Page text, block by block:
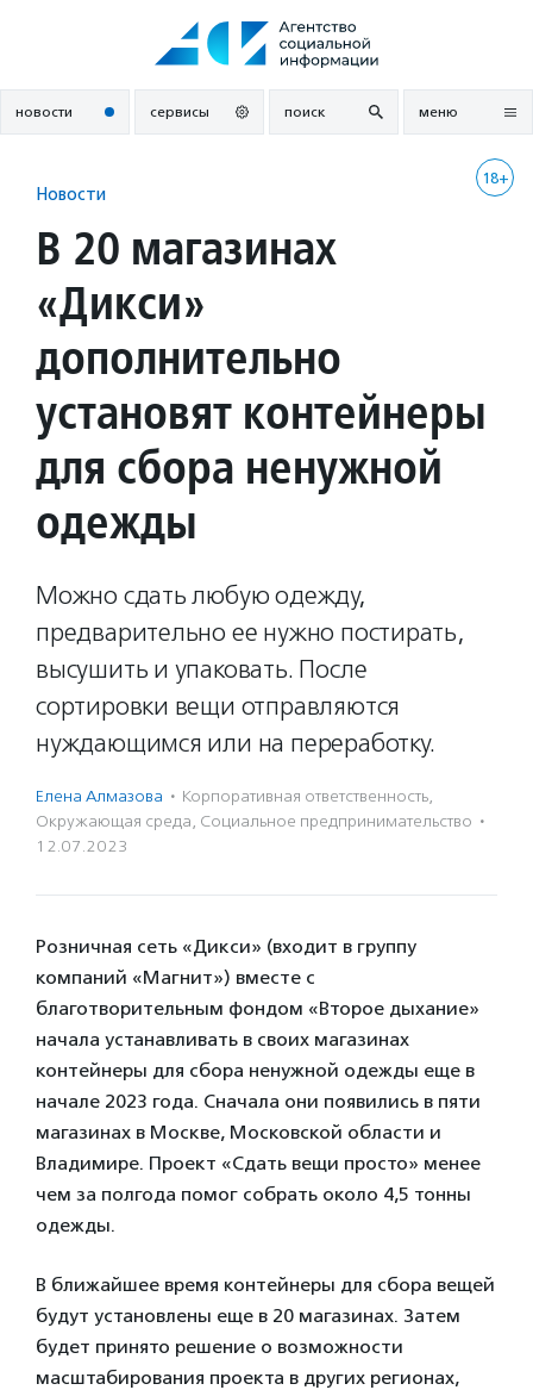
новости сервисы поиск меню
18+
Новости
В 20 магазинах
«Дикси»
дополнительно
установят контейнеры
для сбора ненужной
одежды
Можно сдать любую одежду,
предварительно ее нужно постирать,
высушить и упаковать. После
сортировки вещи отправляются
нуждающимся или на переработку.
Елена Алмазова · Корпоративная ответственность,
Окружающая среда, Социальное предпри­нима­тель­ство ·
12.07.2023
Розничная сеть «Дикси» (входит в группу
компаний «Магнит») вместе с
благотворительным фондом «Второе дыхание»
начала устанавливать в своих магазинах
контейнеры для сбора ненужной одежды еще в
начале 2023 года. Сначала они появились в пяти
магазинах в Москве, Московской области и
Владимире. Проект «Сдать вещи просто» менее
чем за полгода помог собрать около 4,5 тонны
одежды.
В ближайшее время контейнеры для сбора вещей
будут установлены еще в 20 магазинах. Затем
будет принято решение о возможности
масштабирования проекта в других регионах,